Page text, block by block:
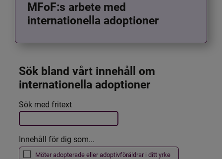
MFoF:s arbete med
internationella adoptioner
Sök bland vårt innehåll om
internationella adoptioner
Filtrera resultatet
Det här formuläret postas automatiskt
Sök med fritext
Innehåll för dig som...
Möter adopterade eller adoptivföräldrar i ditt yrke